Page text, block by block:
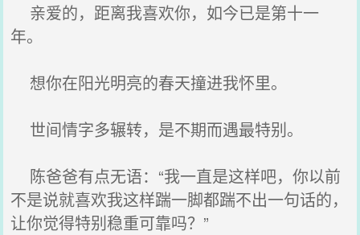
亲爱的，距离我喜欢你，如今已是第十一
年。
想你在阳光明亮的春天撞进我怀里。
世间情字多辗转，是不期而遇最特别。
陈爸爸有点无语：“我一直是这样吧，你以前
不是说就喜欢我这样踹一脚都踹不出一句话的，
让你觉得特别稳重可靠吗？”